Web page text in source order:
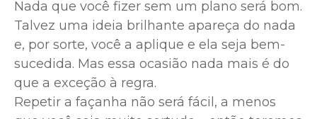
Nada que você fizer sem um plano será bom.
Talvez uma ideia brilhante apareça do nada
e, por sorte, você a aplique e ela seja bem-
sucedida. Mas essa ocasião nada mais é do
que a exceção à regra.
Repetir a façanha não será fácil, a menos